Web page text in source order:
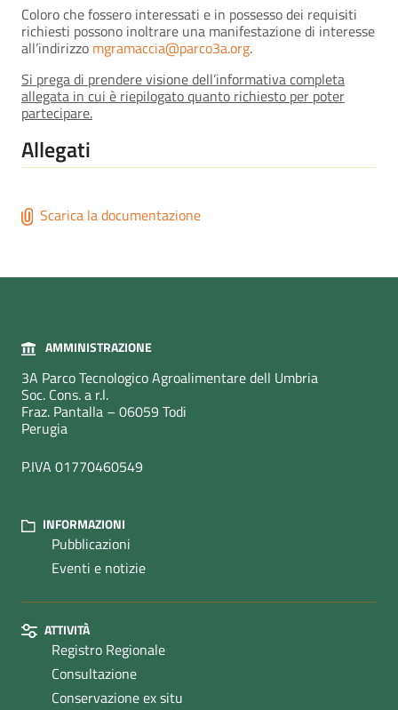
Coloro che fossero interessati e in possesso dei requisiti
richiesti possono inoltrare una manifestazione di interesse
all’indirizzo mgramaccia@parco3a.org.
Si prega di prendere visione dell’informativa completa
allegata in cui è riepilogato quanto richiesto per poter
partecipare.
Allegati
Scarica la documentazione
AMMINISTRAZIONE
3A Parco Tecnologico Agroalimentare dell Umbria
Soc. Cons. a r.l.
Fraz. Pantalla – 06059 Todi
Perugia
P.IVA 01770460549
INFORMAZIONI
Pubblicazioni
Eventi e notizie
ATTIVITÀ
Registro Regionale
Consultazione
Conservazione ex situ